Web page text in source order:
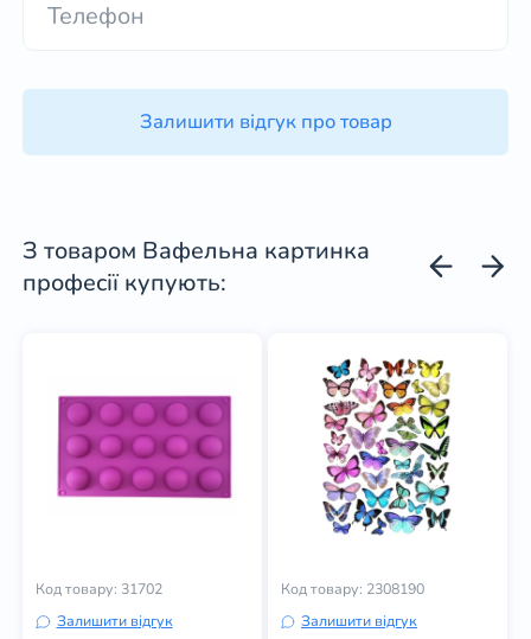
Залишити відгук про товар
З товаром Вафельна картинка
професії купують:
Код товару: 31702
Залишити відгук
Код товару: 2308190
Залишити відгук